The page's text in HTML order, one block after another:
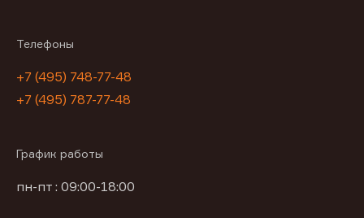
Телефоны
+7 (495) 748-77-48
+7 (495) 787-77-48
График работы
пн-пт : 09:00-18:00